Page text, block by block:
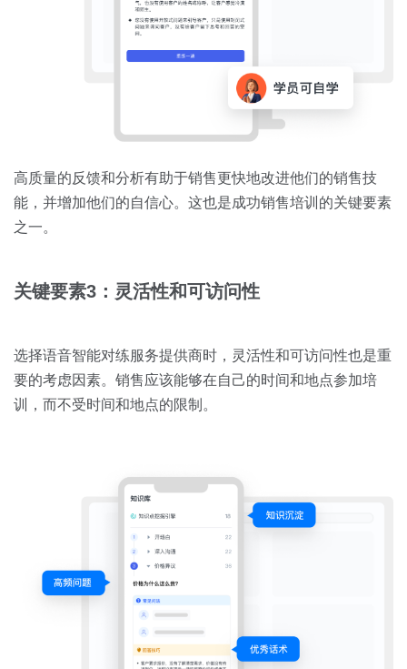
高质量的反馈和分析有助于销售更快地改进他们的销售技
能，并增加他们的自信心。这也是成功销售培训的关键要素
之一。
关键要素3：灵活性和可访问性
选择语音智能对练服务提供商时，灵活性和可访问性也是重
要的考虑因素。销售应该能够在自己的时间和地点参加培
训，而不受时间和地点的限制。